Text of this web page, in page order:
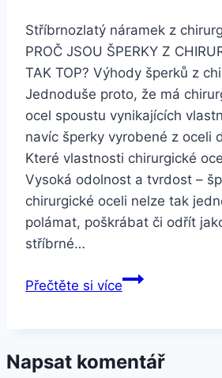
Stříbrnozlatý náramek z
PROČ JSOU ŠPERKY Z
TAK TOP? Výhody šperků z
Jednoduše proto, že má
ocel spoustu vynikajících
navíc šperky vyrobené z oceli
Které vlastnosti chirurgické
Vysoká odolnost a tvrdost –
chirurgické oceli nelze tak
polámat, poškrábat či odřít
stříbrné…
Přečtěte si víceSmartuj
chirurgické
Napsat komentář